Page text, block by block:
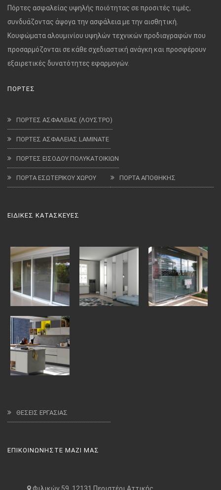
Πόρτες ασφαλείας υψηλής ποιότητας σε προσιτές τιμές,
συνδυάζοντας άψογα την ασφάλεια με την αισθητική.
Κουφώματα αλουμινίου υψηλών τεχνικών προδιαγραφών που
προσαρμόζονται σε κάθε σχεδιαστική ανάγκη και προσφέρουν
εξαιρετικές δυνατότητες εφαρμογών.
ΠΟΡΤΕΣ
ΠΟΡΤΕΣ ΑΣΦΑΛΕΙΑΣ (ΛΟΥΣΤΡΟ)
ΠΟΡΤΕΣ ΑΣΦΑΛΕΙΑΣ LAMINATE
ΠΟΡΤΕΣ ΕΙΣΟΔΟΥ ΠΟΛΥΚΑΤΟΙΚΙΩΝ
ΠΟΡΤΑ ΕΣΩΤΕΡΙΚΟΥ ΧΩΡΟΥ ΠΟΡΤΑ ΑΠΟΘΗΚΗΣ
ΕΙΔΙΚΕΣ ΚΑΤΑΣΚΕΥΕΣ
ΘΕΣΕΙΣ ΕΡΓΑΣΙΑΣ
ΕΠΙΚΟΙΝΩΝΗΣΤΕ ΜΑΖΙ ΜΑΣ
Φιλικών 59, 12131 Περιστέρι Αττικής